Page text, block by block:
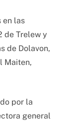
en las
de Trelew y
de Dolavon,
Maiten,
por la
general